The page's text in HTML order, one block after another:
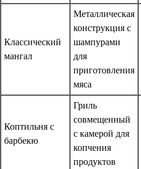
Классический
мангал
Металлическая
конструкция с
шампурами
для
приготовления
мяса
Коптильня с
барбекю
Гриль
совмещенный
с камерой для
копчения
продуктов